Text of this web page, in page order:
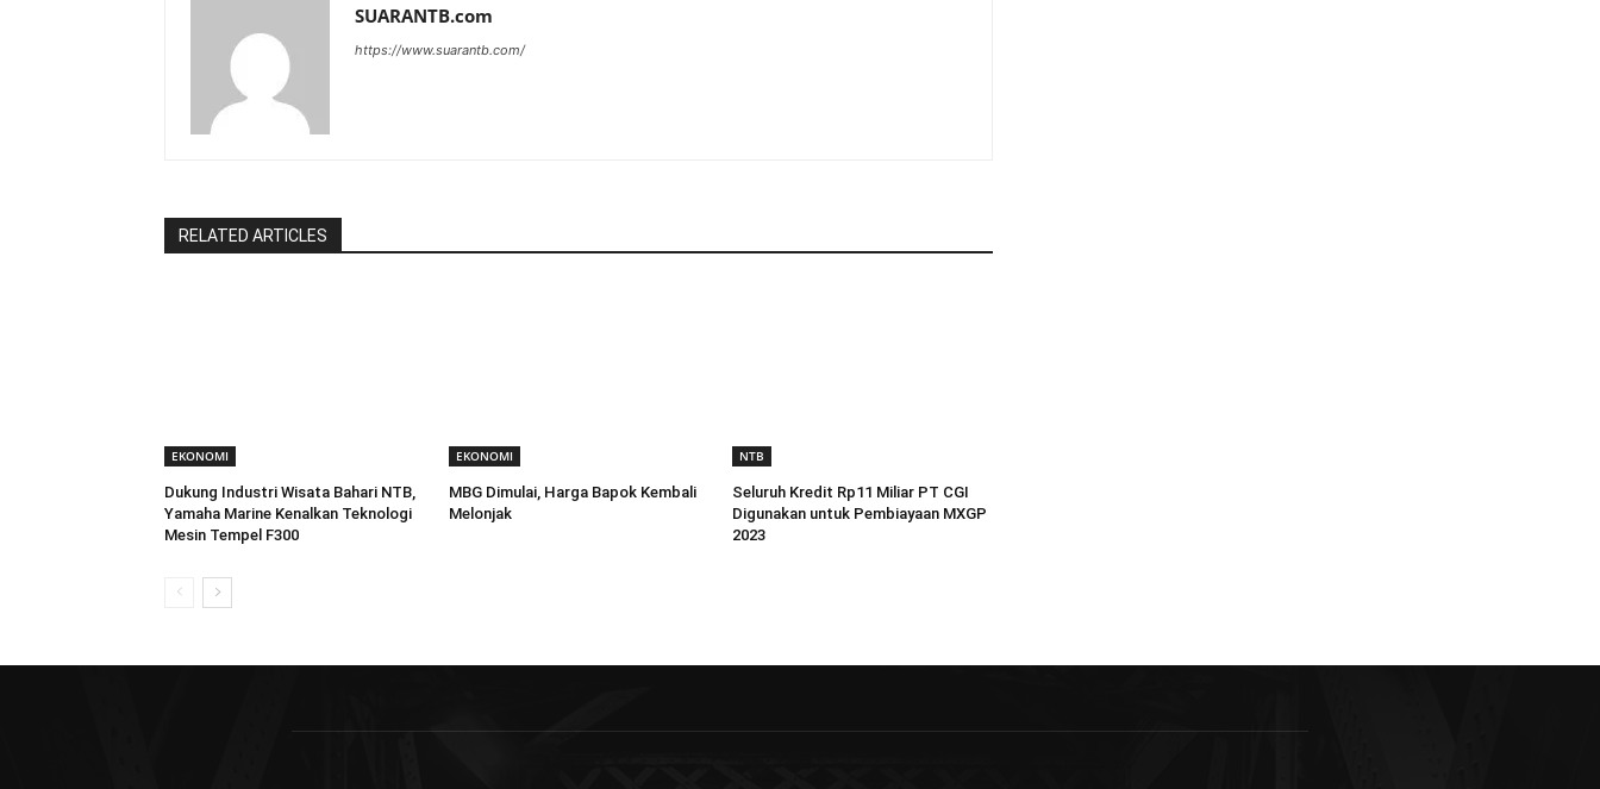
SUARANTB.com
https://www.suarantb.com/
RELATED ARTICLES
EKONOMI
Dukung Industri Wisata Bahari NTB,
Yamaha Marine Kenalkan Teknologi
Mesin Tempel F300
EKONOMI
MBG Dimulai, Harga Bapok Kembali
Melonjak
NTB
Seluruh Kredit Rp11 Miliar PT CGI
Digunakan untuk Pembiayaan MXGP
2023